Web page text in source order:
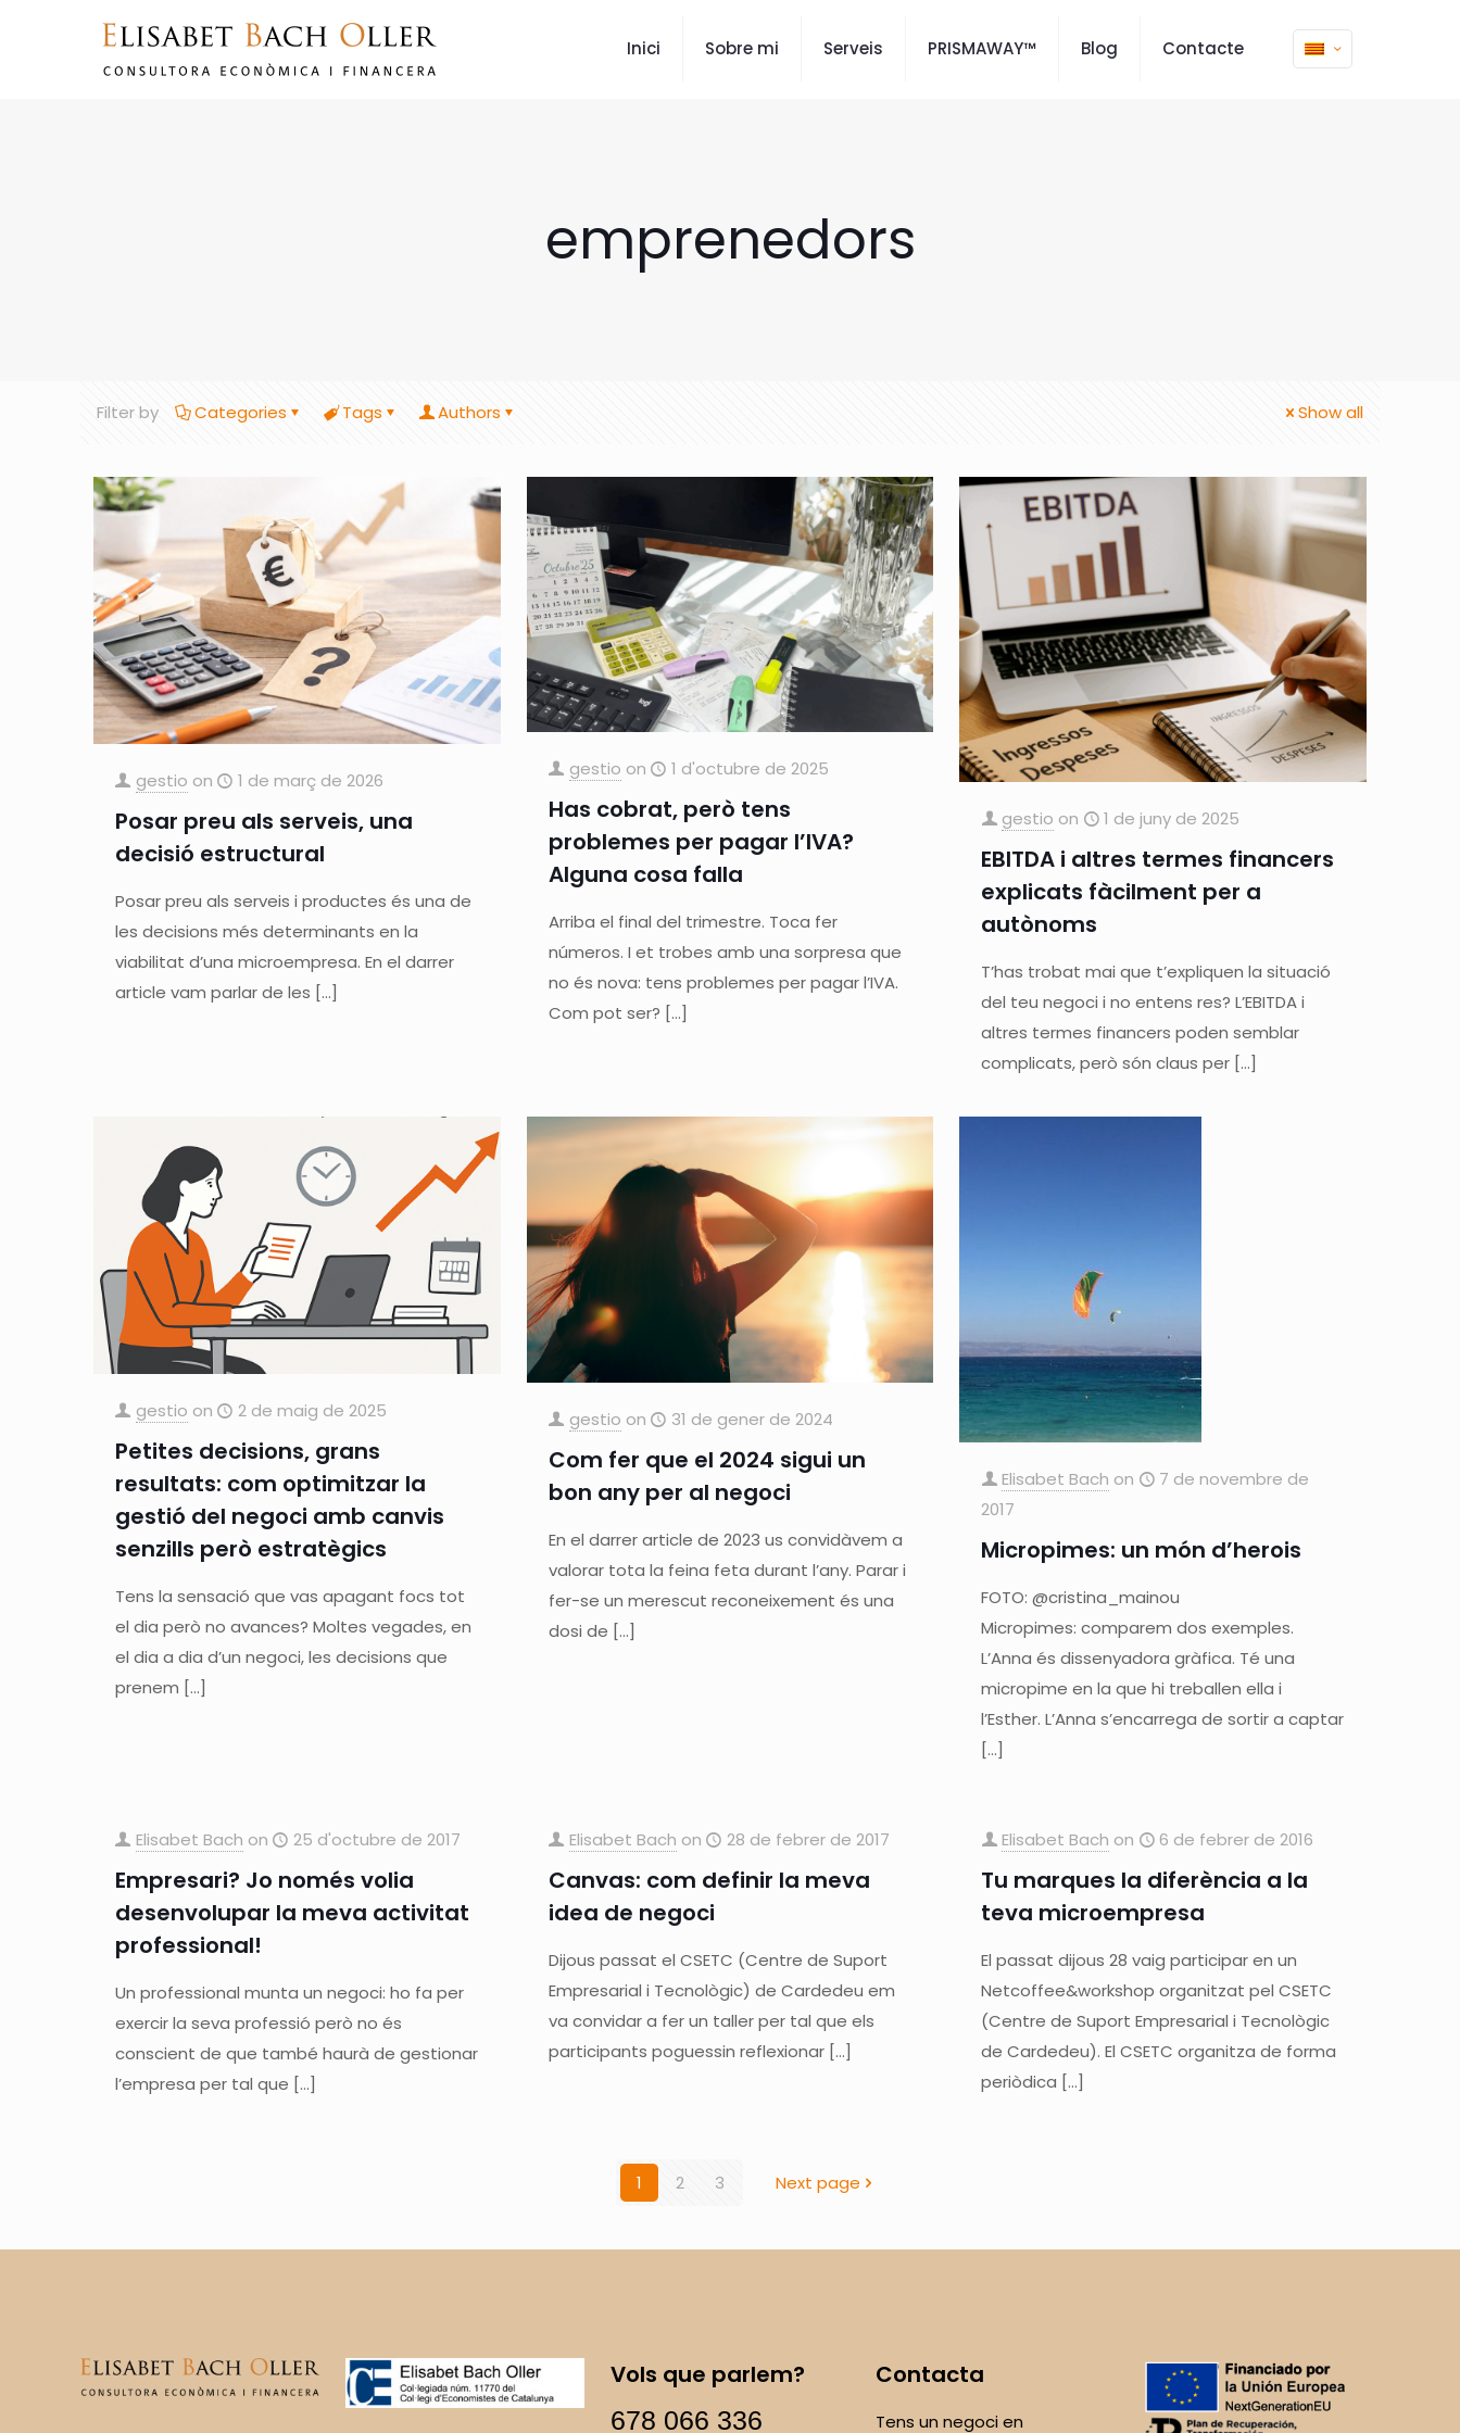
Inici Sobre mi Serveis PRISMAWAY™ Blog Contacte
emprenedors
Filter by Categories Tags Authors Show all
gestio on 1 de març de 2026
Posar preu als serveis, una
decisió estructural
Posar preu als serveis i productes és una de
les decisions més determinants en la
viabilitat d’una microempresa. En el darrer
article vam parlar de les […]
gestio on 1 d'octubre de 2025
Has cobrat, però tens
problemes per pagar l’IVA?
Alguna cosa falla
Arriba el final del trimestre. Toca fer
números. I et trobes amb una sorpresa que
no és nova: tens problemes per pagar l’IVA.
Com pot ser? […]
gestio on 1 de juny de 2025
EBITDA i altres termes financers
explicats fàcilment per a
autònoms
T’has trobat mai que t’expliquen la situació
del teu negoci i no entens res? L’EBITDA i
altres termes financers poden semblar
complicats, però són claus per […]
gestio on 2 de maig de 2025
Petites decisions, grans
resultats: com optimitzar la
gestió del negoci amb canvis
senzills però estratègics
Tens la sensació que vas apagant focs tot
el dia però no avances? Moltes vegades, en
el dia a dia d’un negoci, les decisions que
prenem […]
gestio on 31 de gener de 2024
Com fer que el 2024 sigui un
bon any per al negoci
En el darrer article de 2023 us convidàvem a
valorar tota la feina feta durant l’any. Parar i
fer-se un merescut reconeixement és una
dosi de […]
Elisabet Bach on
7 de novembre de
2017
Micropimes: un món d’herois
FOTO: @cristina_mainou
Micropimes: comparem dos exemples.
L’Anna és dissenyadora gràfica. Té una
micropime en la que hi treballen ella i
l’Esther. L’Anna s’encarrega de sortir a captar
[…]
Elisabet Bach on 25 d'octubre de 2017
Empresari? Jo només volia
desenvolupar la meva activitat
professional!
Un professional munta un negoci: ho fa per
exercir la seva professió però no és
conscient de que també haurà de gestionar
l’empresa per tal que […]
Elisabet Bach on 28 de febrer de 2017
Canvas: com definir la meva
idea de negoci
Dijous passat el CSETC (Centre de Suport
Empresarial i Tecnològic) de Cardedeu em
va convidar a fer un taller per tal que els
participants poguessin reflexionar[…]
Elisabet Bach on 6 de febrer de 2016
Tu marques la diferència a la
teva microempresa
El passat dijous 28 vaig participar en un
Netcoffee&workshop organitzat pel CSETC
(Centre de Suport Empresarial i Tecnològic
de Cardedeu). El CSETC organitza de forma
periòdica […]
1 2 3 Next page
Vols que parlem?
678 066 336
Contacta
Tens un negoci en